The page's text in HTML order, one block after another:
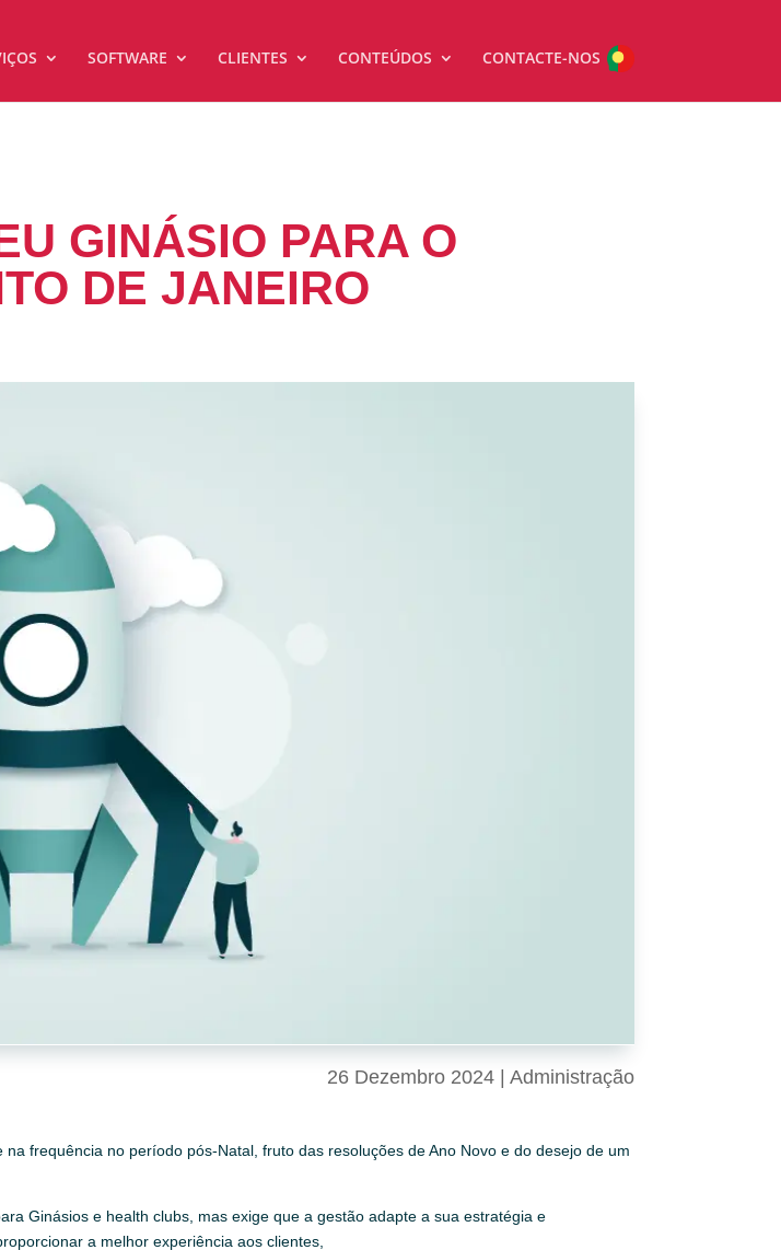
SOFTWARE CLIENTES CONTEÚDOS CONTACTE-NOS
GINÁSIO PARA O
DE JANEIRO
26 Dezembro 2024| Administração
frequência no período pós-Natal, fruto das resoluções de Ano Novo e do desejo de um
Ginásios e health clubs, mas exige que a gestão adapte a sua estratégia e
a melhor experiência aos clientes,